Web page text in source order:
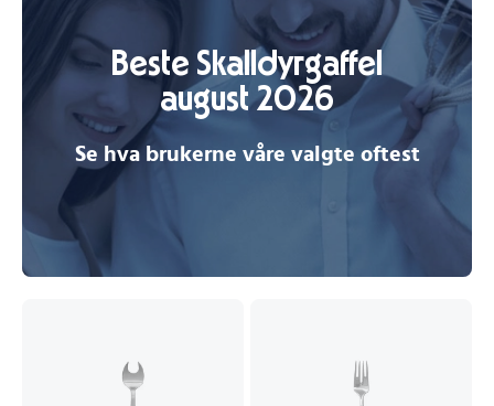
Beste Skalldyrgaffel
august 2026
Se hva brukerne våre valgte oftest